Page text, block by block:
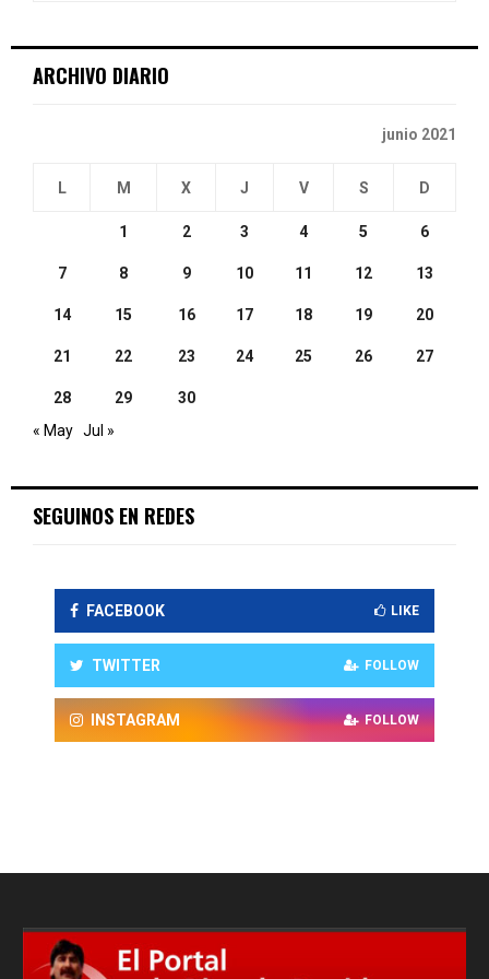
ARCHIVO DIARIO
junio 2021
L M X J V S D
1 2 3 4 5 6
7 8 9 10 11 12 13
14 15 16 17 18 19 20
21 22 23 24 25 26 27
28 29
30
« May Jul »
SEGUINOS EN REDES
FACEBOOK LIKE
TWITTER FOLLOW
INSTAGRAM FOLLOW